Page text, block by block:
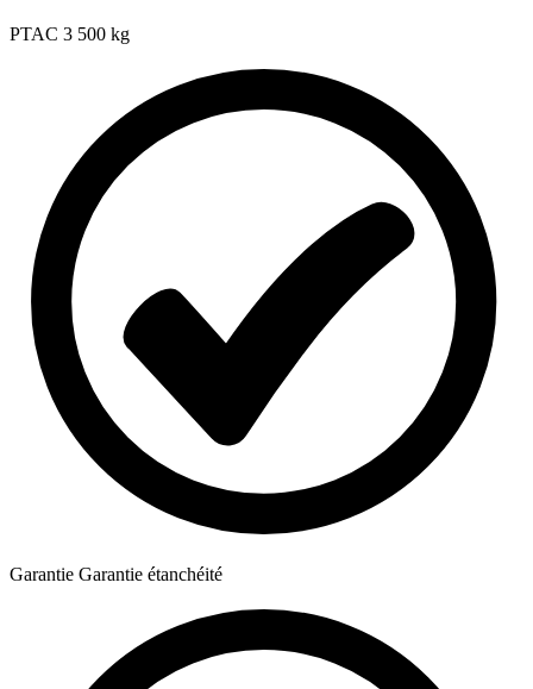
PTAC 3 500 kg
Garantie Garantie étanchéité